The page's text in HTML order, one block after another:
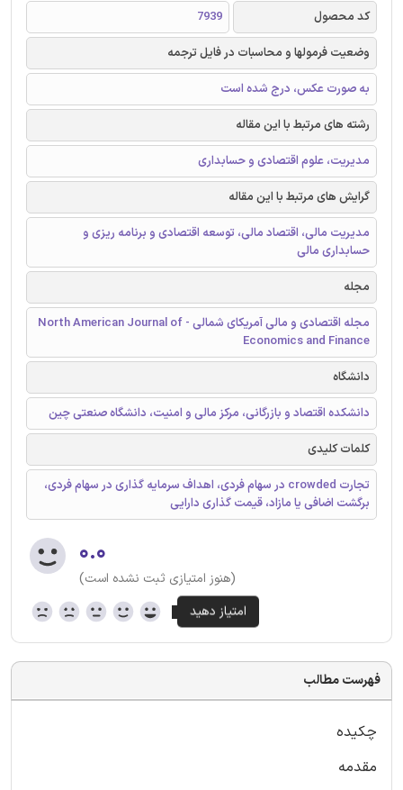
کد محصول
7939
وضعیت فرمولها و محاسبات در فایل ترجمه
به صورت عکس، درج شده است
رشته های مرتبط با این مقاله
مدیریت، علوم اقتصادی و حسابداری
گرایش های مرتبط با این مقاله
مدیریت مالی، اقتصاد مالی، توسعه اقتصادی و برنامه ریزی و
حسابداری مالی
مجله
مجله اقتصادی و مالی آمریکای شمالی - North American Journal of
Economics and Finance
دانشگاه
دانشکده اقتصاد و بازرگانی، مرکز مالی و امنیت، دانشگاه صنعتی چین
کلمات کلیدی
تجارت crowded در سهام فردی، اهداف سرمایه گذاری در سهام فردی،
برگشت اضافی یا مازاد، قیمت گذاری دارایی
۰.۰
(هنوز امتیازی ثبت نشده است)
فهرست مطالب
چکیده
مقدمه